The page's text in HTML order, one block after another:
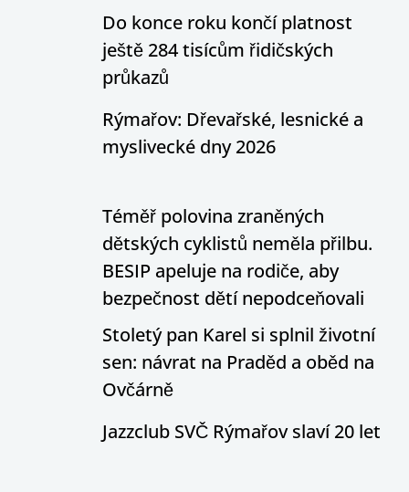
Do konce roku končí platnost
ještě 284 tisícům řidičských
průkazů
Rýmařov: Dřevařské, lesnické a
myslivecké dny 2026
Téměř polovina zraněných
dětských cyklistů neměla přilbu.
BESIP apeluje na rodiče, aby
bezpečnost dětí nepodceňovali
Stoletý pan Karel si splnil životní
sen: návrat na Praděd a oběd na
Ovčárně
Jazzclub SVČ Rýmařov slaví 20 let